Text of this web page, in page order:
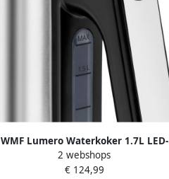
WMF Lumero Waterkoker 1.7L LED-
verlichting RVS 2400W
2 webshops
€ 124,99